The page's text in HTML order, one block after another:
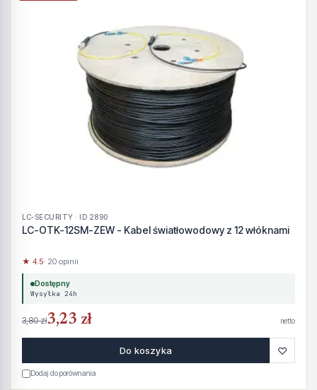
LC-SECURITY · ID 2890
LC-OTK-12SM-ZEW - Kabel światłowodowy z 12 włóknami
★ 4.5· 20 opinii
Dostępny
Wysyłka 24h
3,80 zł3,23 zł netto
Do koszyka ♡
Dodaj do porównania